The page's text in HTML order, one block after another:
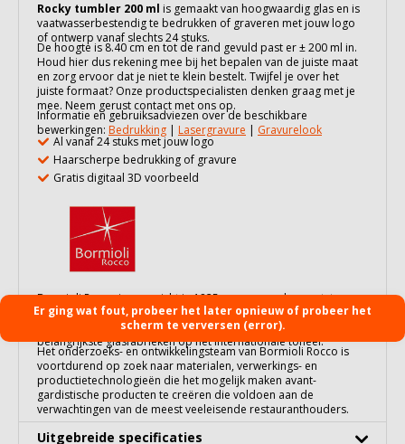
Rocky tumbler 200 ml is gemaakt van hoogwaardig glas en is
vaatwasserbestendig te bedrukken of graveren met jouw logo
of ontwerp vanaf slechts 24 stuks.
De hoogte is 8.40 cm en tot de rand gevuld past er ± 200 ml in.
Houd hier dus rekening mee bij het bepalen van de juiste maat
en zorg ervoor dat je niet te klein bestelt. Twijfel je over het
juiste formaat? Onze productspecialisten denken graag met je
mee. Neem gerust contact met ons op.
Informatie en gebruiksadviezen over de beschikbare
bewerkingen: Bedrukking | Lasergravure | Gravurelook
Al vanaf 24 stuks met jouw logo
Haarscherpe bedrukking of gravure
Gratis digitaal 3D voorbeeld
Bormioli Rocco is opgericht in 1825 en een van de grootste
spelers ter wereld van glasproducten. Het Italiaanse merk staat
bekend om zijn hoogwaardige kwaliteit is een van de
belangrijkste glasfabrieken op het internationale toneel.
Het onderzoeks- en ontwikkelingsteam van Bormioli Rocco is
voortdurend op zoek naar materialen, verwerkings- en
productietechnologieën die het mogelijk maken avant-
gardistische producten te creëren die voldoen aan de
verwachtingen van de meest veeleisende restauranthouders.
Uitgebreide specificaties
Er ging wat fout, probeer het later opnieuw of probeer het
scherm te verversen (error).